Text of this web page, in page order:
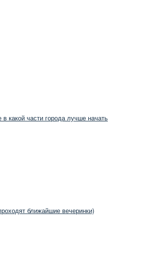
какой части города лучше начать
ближайшие вечеринки)